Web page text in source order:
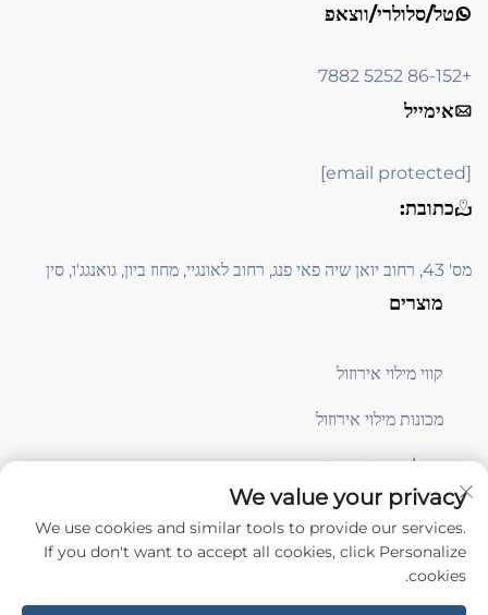
טל/סלולרי/ווצאפ
+86-152 5252 7882
אימייל
[email protected]
כתובת:
מס' 43, רחוב יואן שיה פאי פנג, רחוב לאונגיי, מחוז ביון, גואנגג'ו, סין
מוצרים
קווי מילוי אירוזול
מכונות מילוי אירוזול
معدات תמיכה בייצור
הירשמו
We value your privacy
We use cookies and similar tools to provide our services.
If you don't want to accept all cookies, click Personalize
cookies.